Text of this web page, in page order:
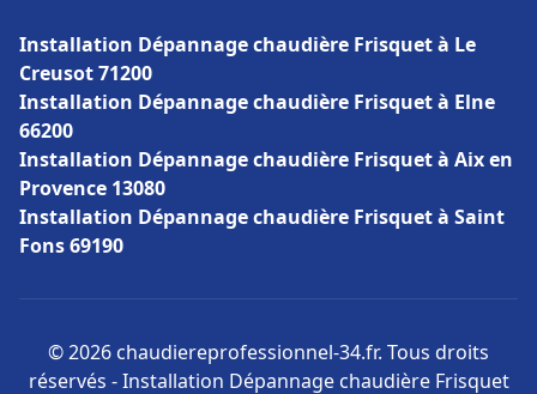
Installation Dépannage chaudière Frisquet à Le
Creusot 71200
Installation Dépannage chaudière Frisquet à Elne
66200
Installation Dépannage chaudière Frisquet à Aix en
Provence 13080
Installation Dépannage chaudière Frisquet à Saint
Fons 69190
© 2026 chaudiereprofessionnel-34.fr. Tous droits
réservés - Installation Dépannage chaudière Frisquet